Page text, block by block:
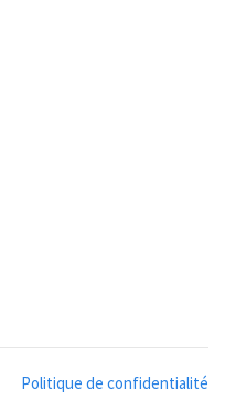
Politique de confidentialité